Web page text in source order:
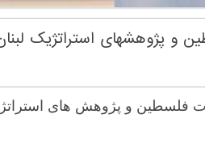
پژوهشهای استراتژیک
فلسطین و پژوهش های